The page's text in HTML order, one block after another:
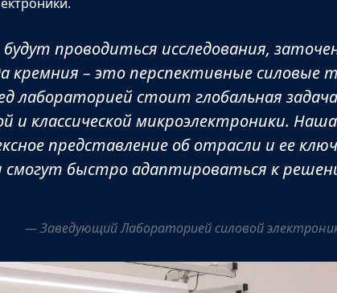
проводиться исследования,
кремния – это перспективные силовые
лабораторией стоит глобальная
и классической микроэлектроники.
представление об отрасли и ее
быстро адаптироваться к
Заведующий Лабораторией силовой